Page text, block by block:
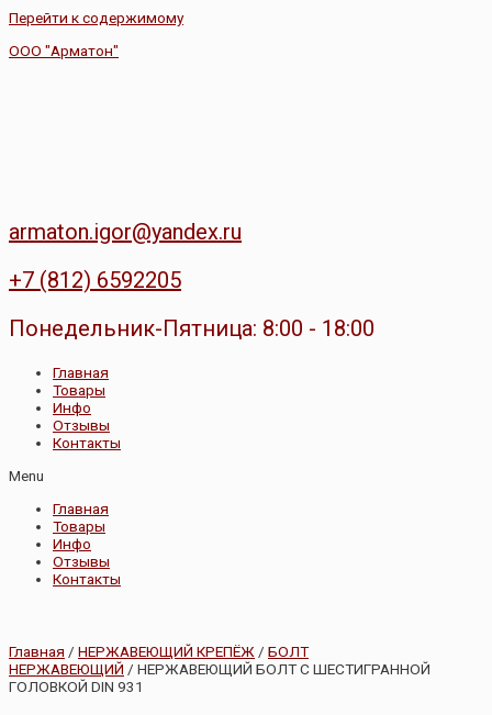
Перейти к содержимому
ООО "Арматон"
armaton.igor@yandex.ru
+7 (812) 6592205
Понедельник-Пятница: 8:00 - 18:00
Главная
Товары
Инфо
Отзывы
Контакты
Menu
Главная
Товары
Инфо
Отзывы
Контакты
Главная / НЕРЖАВЕЮЩИЙ КРЕПЁЖ / БОЛТ
НЕРЖАВЕЮЩИЙ / НЕРЖАВЕЮЩИЙ БОЛТ С ШЕСТИГРАННОЙ
ГОЛОВКОЙ DIN 931